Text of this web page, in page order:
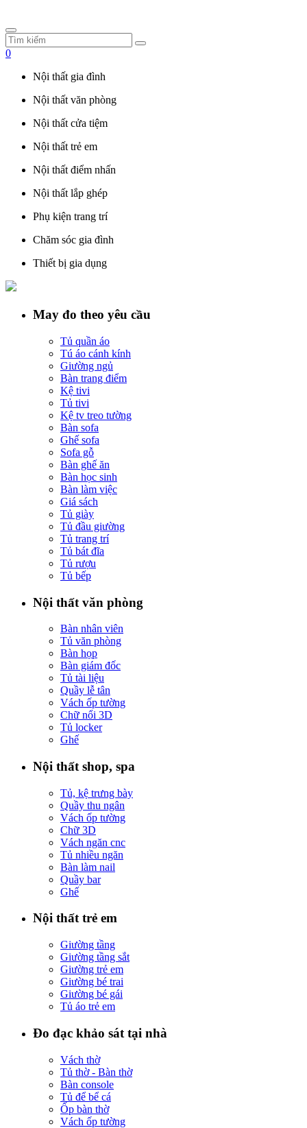
0
Nội thất gia đình
Nội thất văn phòng
Nội thất cửa tiệm
Nội thất trẻ em
Nội thất điểm nhấn
Nội thất lắp ghép
Phụ kiện trang trí
Chăm sóc gia đình
Thiết bị gia dụng
May đo theo yêu cầu
Tủ quần áo
Tú áo cánh kính
Giường ngủ
Bàn trang điểm
Kệ tivi
Tủ tivi
Kệ tv treo tường
Bàn sofa
Ghế sofa
Sofa gỗ
Bàn ghế ăn
Bàn học sinh
Bàn làm việc
Giá sách
Tủ giày
Tủ đầu giường
Tủ trang trí
Tủ bát đĩa
Tủ rượu
Tủ bếp
Nội thất văn phòng
Bàn nhân viên
Tủ văn phòng
Bàn họp
Bàn giám đốc
Tủ tài liệu
Quầy lễ tân
Vách ốp tường
Chữ nổi 3D
Tủ locker
Ghế
Nội thất shop, spa
Tủ, kệ trưng bày
Quầy thu ngân
Vách ốp tường
Chữ 3D
Vách ngăn cnc
Tủ nhiều ngăn
Bàn làm nail
Quầy bar
Ghế
Nội thất trẻ em
Giường tầng
Giường tầng sắt
Giường trẻ em
Giường bé trai
Giường bé gái
Tủ áo trẻ em
Đo đạc khảo sát tại nhà
Vách thờ
Tủ thờ - Bàn thờ
Bàn console
Tủ để bể cá
Ốp bàn thờ
Vách ốp tường